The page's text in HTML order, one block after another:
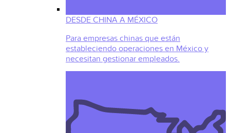
DESDE CHINA A MÉXICO
Para empresas chinas que están
estableciendo operaciones en México y
necesitan gestionar empleados.